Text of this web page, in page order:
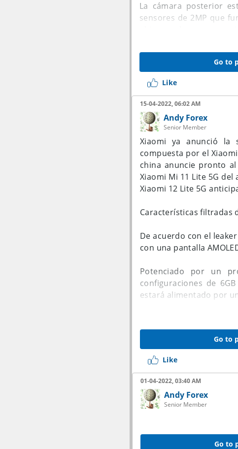
La cámara posterior
sensores de 2MP que
Se destaca la batería
carga rápida de hasta
también el lector de
Otro punto que no se
tener en cuenta si nos
Go to
Like
15-04-2022, 06:02 AM
Andy Forex
Senior Member
Xiaomi ya anunció la
compuesta por el
china anuncie pronto
Xiaomi Mi 11 Lite 5G
Xiaomi 12 Lite 5G
Características filtradas
De acuerdo con el
con una pantalla
Potenciado por un
configuraciones de
estará alimentado por
la cámara trasera triple
de 8MP y macro de 5MP.
El lector de huellas
contará con audio HiFi.
Por el momento, no hay
Go to
Like
01-04-2022, 03:40 AM
Andy Forex
Senior Member
Go to